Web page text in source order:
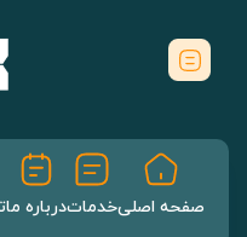
صفحه اصلیخدماتدرباره ما